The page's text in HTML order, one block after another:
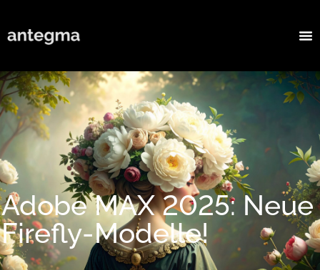
Adobe MAX 2025: Neue
Firefly-Modelle!